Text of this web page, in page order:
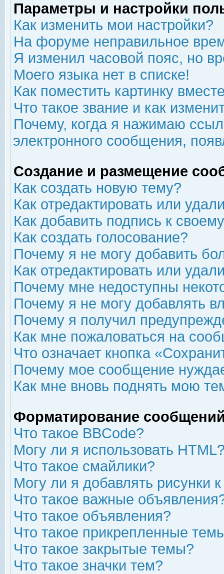
Параметры и настройки
Как изменить мои настройки?
На форуме неправильное
Я изменил часовой пояс, но
Моего языка нет в списке!
Как поместить картинку
Что такое звание и как
Почему, когда я нажимаю
электронного сообщения,
Создание и размещение
Как создать новую тему?
Как отредактировать или
Как добавить подпись к
Как создать голосование?
Почему я не могу добавить
Как отредактировать или
Почему мне недоступны
Почему я не могу добавлять
Почему я получил
Как мне пожаловаться на
Что означает кнопка
Почему мое сообщение
Как мне вновь поднять мою
Форматирование
Что такое BBCode?
Могу ли я использовать
Что такое смайлики?
Могу ли я добавлять рисунки
Что такое важные
Что такое объявления?
Что такое прикрепленные
Что такое закрытые темы?
Что такое значки тем?